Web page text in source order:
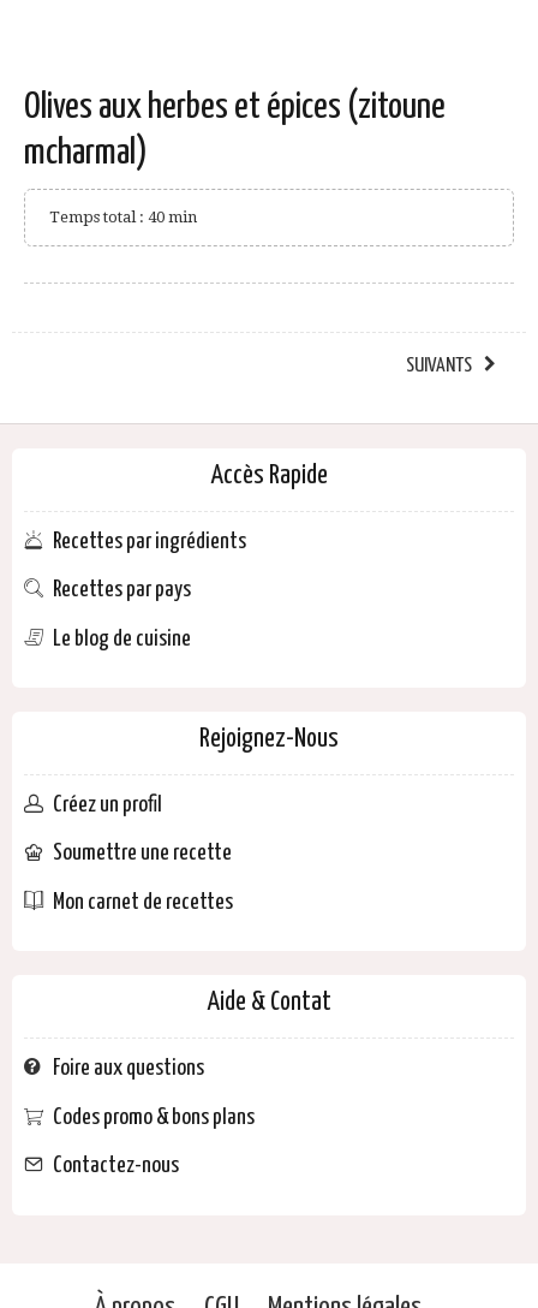
Olives aux herbes et épices (zitoune
mcharmal)
Temps total : 40 min
SUIVANTS
Accès Rapide
Recettes par ingrédients
Recettes par pays
Le blog de cuisine
Rejoignez-Nous
Créez un profil
Soumettre une recette
Mon carnet de recettes
Aide & Contat
Foire aux questions
Codes promo & bons plans
Contactez-nous